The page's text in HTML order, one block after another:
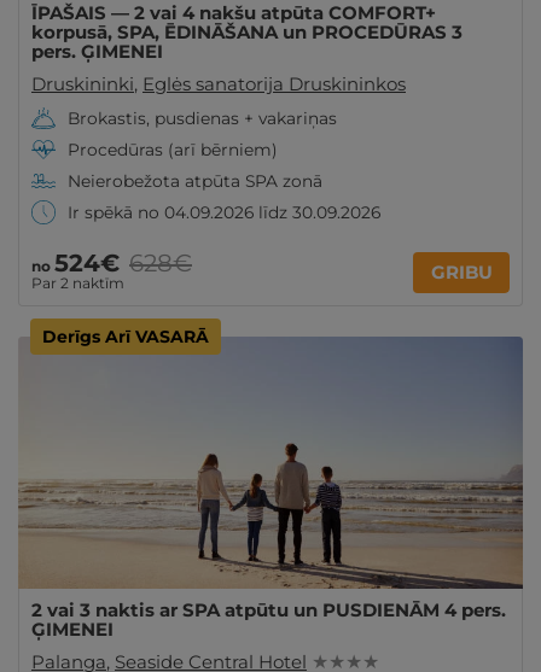
ĪPAŠAIS — 2 vai 4 nakšu atpūta COMFORT+
korpusā, SPA, ĒDINĀŠANA un PROCEDŪRAS 3
pers. ĢIMENEI
Druskininki, Eglės sanatorija Druskininkos
Brokastis, pusdienas + vakariņas
Procedūras (arī bērniem)
Neierobežota atpūta SPA zonā
Ir spēkā no 04.09.2026 līdz 30.09.2026
no 524€
Par 2 naktīm
628€ GRIBU
Derīgs Arī VASARĀ
2 vai 3 naktis ar SPA atpūtu un PUSDIENĀM 4 pers.
ĢIMENEI
Palanga, Seaside Central Hotel ★ ★ ★ ★